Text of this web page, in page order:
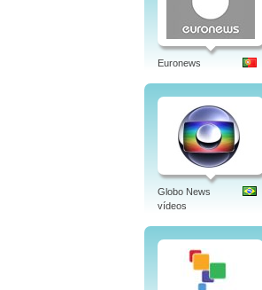
Euronews
Globo News
vídeos